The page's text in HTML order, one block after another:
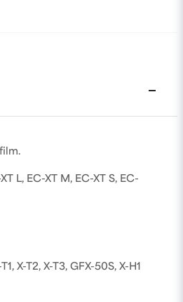
L, EC-XT M, EC-XT S, EC-
X-T2, X-T3, GFX-50S, X-H1